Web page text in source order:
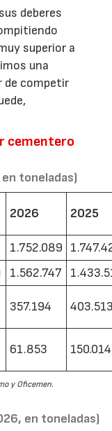
deberes
superior a
una
de competir
cementero
toneladas)
2026 2025
1.752.089
1.562.747
357.194
61.853 150.014
y Oficemen.
en toneladas)